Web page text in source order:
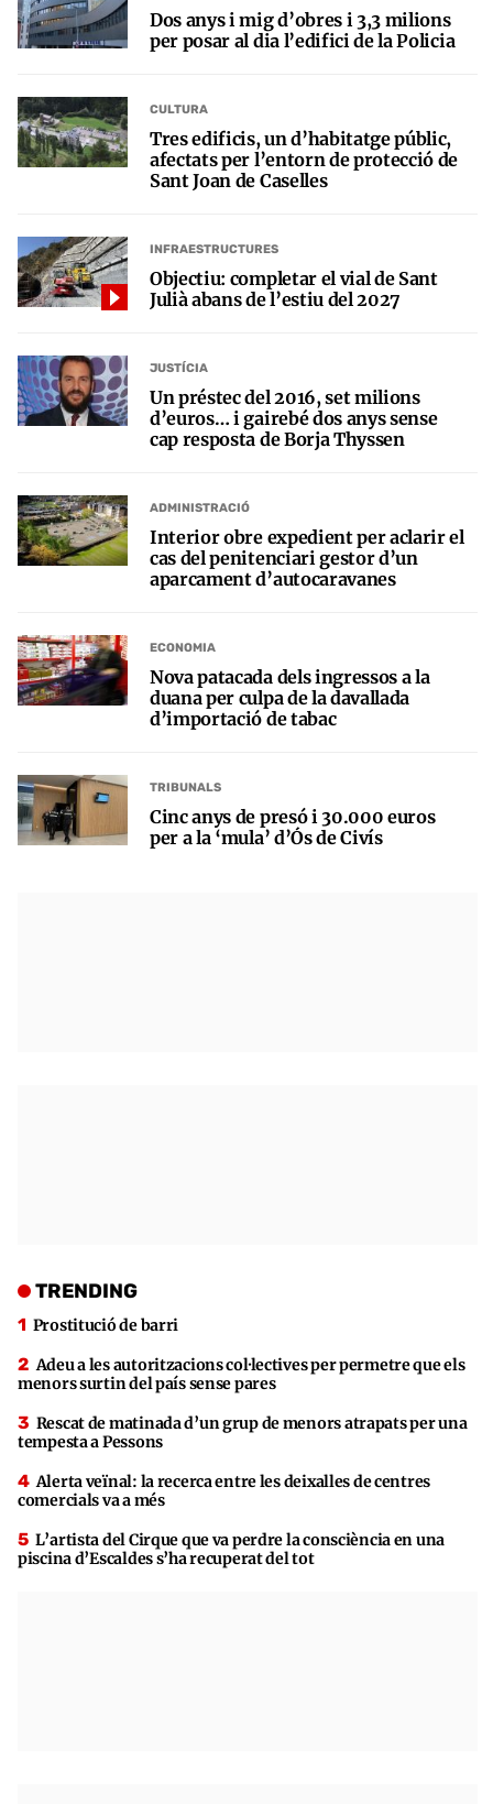
Dos anys i mig d’obres i 3,3 milions
per posar al dia l’edifici de la Policia
CULTURA
Tres edificis, un d’habitatge públic,
afectats per l’entorn de protecció de
Sant Joan de Caselles
INFRAESTRUCTURES
Objectiu: completar el vial de Sant
Julià abans de l’estiu del 2027
JUSTÍCIA
Un préstec del 2016, set milions
d’euros… i gairebé dos anys sense
cap resposta de Borja Thyssen
ADMINISTRACIÓ
Interior obre expedient per aclarir el
cas del penitenciari gestor d’un
aparcament d’autocaravanes
ECONOMIA
Nova patacada dels ingressos a la
duana per culpa de la davallada
d’importació de tabac
TRIBUNALS
Cinc anys de presó i 30.000 euros
per a la ‘mula’ d’Ós de Civís
TRENDING
Prostitució de barri
Adeu a les autoritzacions col·lectives per permetre que els
menors surtin del país sense pares
Rescat de matinada d’un grup de menors atrapats per una
tempesta a Pessons
Alerta veïnal: la recerca entre les deixalles de centres
comercials va a més
L’artista del Cirque que va perdre la consciència en una
piscina d’Escaldes s’ha recuperat del tot